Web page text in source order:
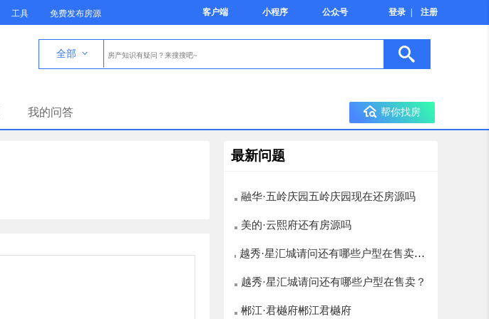
工具 免费发布房源 客户端 小程序 公众号 登录 注册
全部 
我的问答 帮你找房
最新问题
融华·五岭庆园五岭庆园现在还房源吗
美的·云熙府还有房源吗
越秀·星汇城请问还有哪些户型在售卖？
楼层选择有哪些，12层以上的有哪些
越秀·星汇城请问还有哪些户型在售卖？
郴江·君樾府郴江君樾府